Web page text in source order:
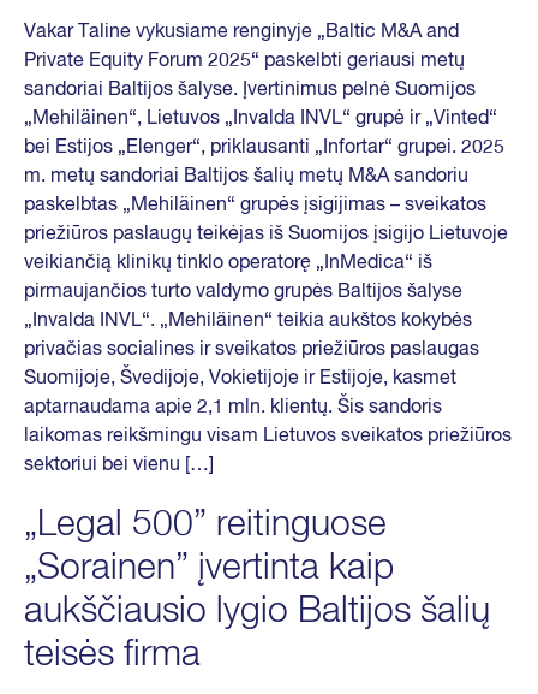
Vakar Taline vykusiame renginyje „Baltic M&A and
Private Equity Forum 2025“ paskelbti geriausi metų
sandoriai Baltijos šalyse. Įvertinimus pelnė Suomijos
„Mehiläinen“, Lietuvos „Invalda INVL“ grupė ir „Vinted“
bei Estijos „Elenger“, priklausanti „Infortar“ grupei. 2025
m. metų sandoriai Baltijos šalių metų M&A sandoriu
paskelbtas „Mehiläinen“ grupės įsigijimas – sveikatos
priežiūros paslaugų teikėjas iš Suomijos įsigijo Lietuvoje
veikiančią klinikų tinklo operatorę „InMedica“ iš
pirmaujančios turto valdymo grupės Baltijos šalyse
„Invalda INVL“. „Mehiläinen“ teikia aukštos kokybės
privačias socialines ir sveikatos priežiūros paslaugas
Suomijoje, Švedijoje, Vokietijoje ir Estijoje, kasmet
aptarnaudama apie 2,1 mln. klientų. Šis sandoris
laikomas reikšmingu visam Lietuvos sveikatos priežiūros
sektoriui bei vienu […]
„Legal 500” reitinguose
„Sorainen” įvertinta kaip
aukščiausio lygio Baltijos šalių
teisės firma